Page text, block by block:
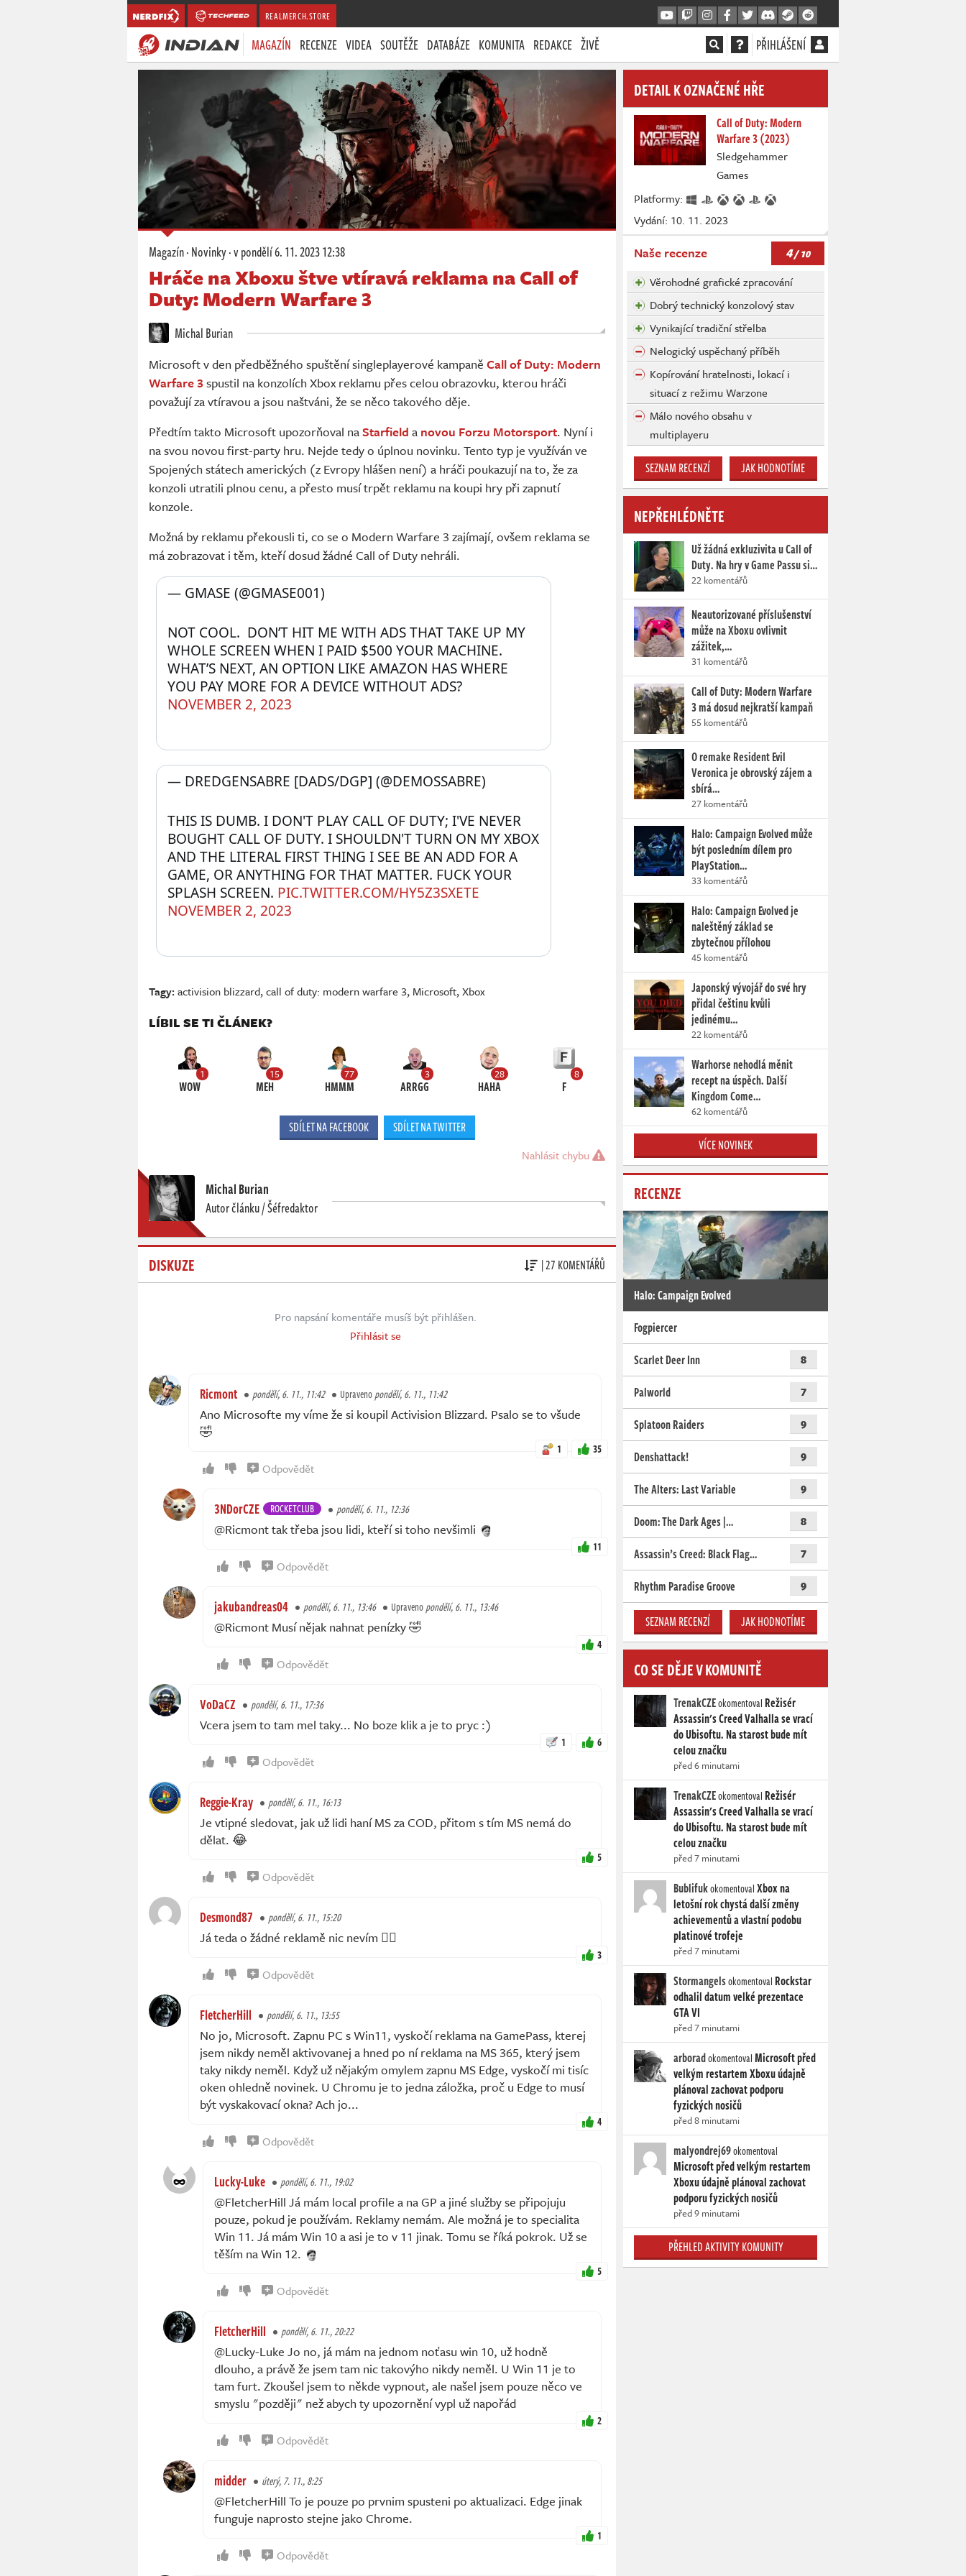
REALMERCH.STORE
MAGAZÍN RECENZE VIDEA SOUTĚŽE DATABÁZE KOMUNITA REDAKCE ŽIVĚ PŘIHLÁŠENÍ
Magazín·Novinky·v pondělí6. 11. 2023 12:38
Hráče na Xboxu štve vtíravá reklama na Call of
Duty: Modern Warfare 3
Michal Burian
Microsoft v den předběžného spuštění singleplayerové kampaně Call of Duty: Modern
Warfare3spustil na konzolích Xbox reklamu přes celou obrazovku, kterou hráči
považují za vtíravou a jsou naštváni, že se něco takového děje.
Předtím takto Microsoft upozorňoval naStarfield a novou Forzu Motorsport. Nyní i
na svou novou first-party hru. Nejde tedy o úplnou novinku. Tento typ je využíván ve
Spojených státech amerických (z Evropy hlášen není) a hráči poukazují na to, že za
konzoli utratili plnou cenu, a přesto musí trpět reklamu na koupi hry při zapnutí
konzole.
Možná by reklamu překousli ti, co se o Modern Warfare 3 zajímají, ovšem reklama se
má zobrazovat i těm, kteří dosud žádné Call of Duty nehráli.
NOT COOL.  DON’T HIT ME WITH ADS THAT TAKE UP MY
WHOLE SCREEN WHEN I PAID $500 YOUR MACHINE.
WHAT’S NEXT, AN OPTION LIKE AMAZON HAS WHERE
YOU PAY MORE FOR A DEVICE WITHOUT ADS?
— GMASE (@GMASE001)
NOVEMBER 2, 2023
THIS IS DUMB. I DON'T PLAY CALL OF DUTY; I'VE NEVER
BOUGHT CALL OF DUTY. I SHOULDN'T TURN ON MY XBOX
AND THE LITERAL FIRST THING I SEE BE AN ADD FOR A
GAME, OR ANYTHING FOR THAT MATTER. FUCK YOUR
SPLASH SCREEN. PIC.TWITTER.COM/HY5Z3SXETE
— DREDGENSABRE [DADS/DGP] (@DEMOSSABRE)
NOVEMBER 2, 2023
Tagy:activision blizzard,call of duty: modern warfare 3, Microsoft,Xbox
LÍBIL SE TI ČLÁNEK?
1
WOW
15
MEH
77
HMMM
3
ARRGG
28
HAHA
8
F
SDÍLET NA FACEBOOK SDÍLET NA TWITTER
Nahlásit chybu
Michal Burian
Autor článku / Šéfredaktor
DISKUZE | 27 KOMENTÁŘŮ
Pro napsání komentáře musíš být přihlášen.
Přihlásit se
Ricmont pondělí, 6. 11., 11:42 Upravenopondělí, 6. 11., 11:42
Ano Microsofte my víme že si koupil Activision Blizzard. Psalo se to všude
🤣
1 35
Odpovědět
3NDorCZE ROCKETCLUB pondělí, 6. 11., 12:36
@Ricmont tak třeba jsou lidi, kteří si toho nevšimli
11
Odpovědět
jakubandreas04 pondělí, 6. 11., 13:46 Upravenopondělí, 6. 11., 13:46
@Ricmont Musí nějak nahnat penízky 🤣
4
Odpovědět
VoDaCZ pondělí, 6. 11., 17:36
Vcera jsem to tam mel taky... No boze klik a je to pryc :)
1 6
Odpovědět
Reggie-Kray pondělí, 6. 11., 16:13
Je vtipné sledovat, jak už lidi haní MS za COD, přitom s tím MS nemá do
dělat. 😂
5
Odpovědět
Desmond87 pondělí, 6. 11., 15:20
Já teda o žádné reklamě nic nevím 🤷‍♂️
3
Odpovědět
FletcherHill pondělí, 6. 11., 13:55
No jo, Microsoft. Zapnu PC s Win11, vyskočí reklama na GamePass, kterej
jsem nikdy neměl aktivovanej a hned po ní reklama na MS 365, který jsem
taky nikdy neměl. Když už nějakým omylem zapnu MS Edge, vyskočí mi tisíc
oken ohledně novinek. U Chromu je to jedna záložka, proč u Edge to musí
být vyskakovací okna? Ach jo...
4
Odpovědět
Lucky-Luke pondělí, 6. 11., 19:02
@FletcherHill Já mám local profile a na GP a jiné služby se připojuju
pouze, pokud je používám. Reklamy nemám. Ale možná je to specialita
Win 11. Já mám Win 10 a asi je to v 11 jinak. Tomu se říká pokrok. Už se
těším na Win 12.
5
Odpovědět
FletcherHill pondělí, 6. 11., 20:22
@Lucky-Luke Jo no, já mám na jednom noťasu win 10, už hodně
dlouho, a právě že jsem tam nic takovýho nikdy neměl. U Win 11 je to
tam furt. Zkoušel jsem to někde vypnout, ale našel jsem pouze něco ve
smyslu "později" než abych ty upozornění vypl už napořád
2
Odpovědět
midder úterý, 7. 11., 8:25
@FletcherHill To je pouze po prvnim spusteni po aktualizaci. Edge jinak
funguje naprosto stejne jako Chrome.
1
Odpovědět
DETAIL K OZNAČENÉ HŘE
Call of Duty: Modern
Warfare 3 (2023)
Sledgehammer
Games
Platformy:
Vydání: 10. 11. 2023
Naše recenze 4/ 10
Věrohodné grafické zpracování
Dobrý technický konzolový stav
Vynikající tradiční střelba
Nelogický uspěchaný příběh
Kopírování hratelnosti, lokací i
situací z režimu Warzone
Málo nového obsahu v
multiplayeru
SEZNAM RECENZÍ JAK HODNOTÍME
NEPŘEHLÉDNĚTE
Už žádná exkluzivita u Call of
Duty. Na hry v Game Passu si…
22 komentářů
Neautorizované příslušenství
může na Xboxu ovlivnit
zážitek,…
31 komentářů
Call of Duty: Modern Warfare
3 má dosud nejkratší kampaň
55 komentářů
O remake Resident Evil
Veronica je obrovský zájem a
sbírá…
27 komentářů
Halo: Campaign Evolved může
být posledním dílem pro
PlayStation…
33 komentářů
Halo: Campaign Evolved je
naleštěný základ se
zbytečnou přílohou
45 komentářů
Japonský vývojář do své hry
přidal češtinu kvůli
jedinému…
22 komentářů
Warhorse nehodlá měnit
recept na úspěch. Další
Kingdom Come…
62 komentářů
VÍCE NOVINEK
RECENZE
Halo: Campaign Evolved
Fogpiercer
Scarlet Deer Inn
8
Palworld 7
Splatoon Raiders 9
Denshattack! 9
The Alters: Last Variable 9
Doom: The Dark Ages |… 8
Assassin’s Creed: Black Flag… 7
Rhythm Paradise Groove 9
SEZNAM RECENZÍ JAK HODNOTÍME
CO SE DĚJE V KOMUNITĚ
TrenakCZEokomentoval Režisér
Assassin's Creed Valhalla se vrací
do Ubisoftu. Na starost bude mít
celou značku
před 6 minutami
TrenakCZEokomentoval Režisér
Assassin's Creed Valhalla se vrací
do Ubisoftu. Na starost bude mít
celou značku
před 7 minutami
BublifukokomentovalXbox na
letošní rok chystá další změny
achievementů a vlastní podobu
platinové trofeje
před 7 minutami
Stormangelsokomentoval Rockstar
odhalil datum velké prezentace
GTA VI
před 7 minutami
arboradokomentovalMicrosoft před
velkým restartem Xboxu údajně
plánoval zachovat podporu
fyzických nosičů
před 8 minutami
malyondrej69okomentoval
Microsoft před velkým restartem
Xboxu údajně plánoval zachovat
podporu fyzických nosičů
před 9 minutami
PŘEHLED AKTIVITY KOMUNITY